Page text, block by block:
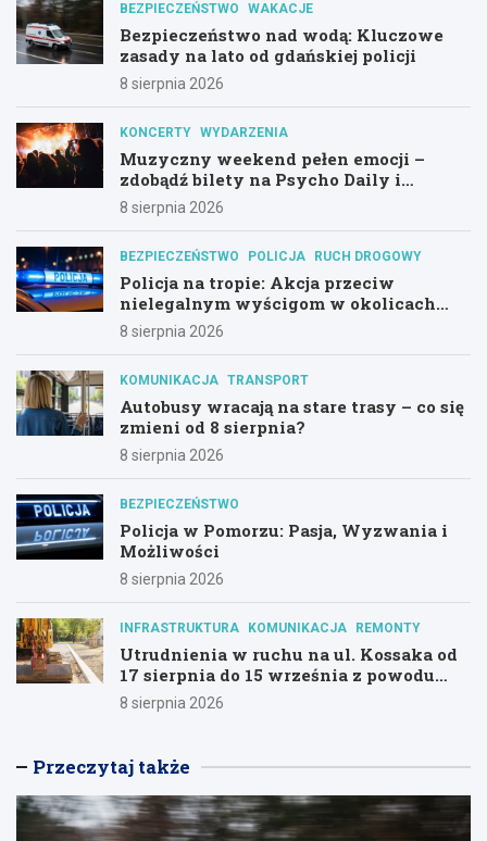
BEZPIECZEŃSTWO WAKACJE
Bezpieczeństwo nad wodą: Kluczowe
zasady na lato od gdańskiej policji
8 sierpnia 2026
KONCERTY WYDARZENIA
Muzyczny weekend pełen emocji –
zdobądź bilety na Psycho Daily i
Alternatywny Las!
8 sierpnia 2026
BEZPIECZEŃSTWO POLICJA RUCH DROGOWY
Policja na tropie: Akcja przeciw
nielegalnym wyścigom w okolicach
Hali Olivia
8 sierpnia 2026
KOMUNIKACJA TRANSPORT
Autobusy wracają na stare trasy – co się
zmieni od 8 sierpnia?
8 sierpnia 2026
BEZPIECZEŃSTWO
Policja w Pomorzu: Pasja, Wyzwania i
Możliwości
8 sierpnia 2026
INFRASTRUKTURA KOMUNIKACJA REMONTY
Utrudnienia w ruchu na ul. Kossaka od
17 sierpnia do 15 września z powodu
modernizacji
8 sierpnia 2026
Przeczytaj także